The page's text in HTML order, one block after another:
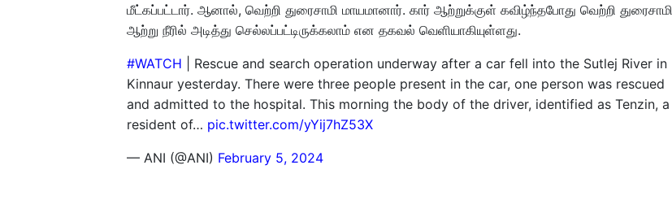
மீட்கப்பட்டார். ஆனால், வெற்றி துரைசாமி மாயமானார். கார் ஆற்றுக்குள் கவிழ்ந்தபோது வெற்றி துரைசாமி
ஆற்று நீரில் அடித்து செல்லப்பட்டிருக்கலாம் என தகவல் வெளியாகியுள்ளது.
#WATCH | Rescue and search operation underway after a car fell into the Sutlej River in
Kinnaur yesterday. There were three people present in the car, one person was rescued
and admitted to the hospital. This morning the body of the driver, identified as Tenzin, a
resident of… pic.twitter.com/yYij7hZ53X
— ANI (@ANI) February 5, 2024